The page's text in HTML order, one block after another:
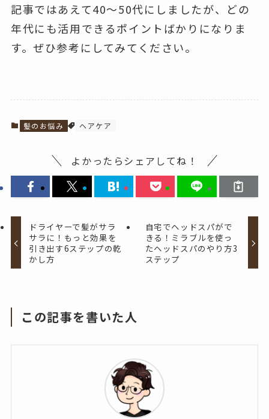
記事ではあえて40～50代にしましたが、どの
年代にも活用できるポイントばかりになりま
す。ぜひ参考にしてみてください。
髪のお悩み ヘアケア
よかったらシェアしてね！
ドライヤーで髪がサラ
サラに！もっと効果を
引き出す6ステップの乾
かし方
自宅でヘッドスパがで
きる！ミラブルを使っ
たヘッドスパのやり方3
ステップ
この記事を書いた人